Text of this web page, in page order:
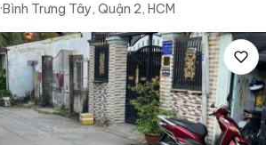
·Bình Trưng Tây, Quận 2, HCM